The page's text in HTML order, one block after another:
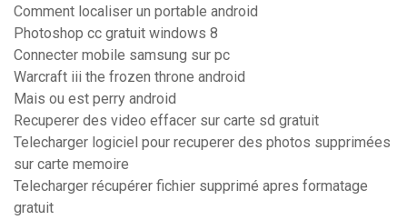
Comment localiser un portable android
Photoshop cc gratuit windows 8
Connecter mobile samsung sur pc
Warcraft iii the frozen throne android
Mais ou est perry android
Recuperer des video effacer sur carte sd gratuit
Telecharger logiciel pour recuperer des photos supprimées
sur carte memoire
Telecharger récupérer fichier supprimé apres formatage
gratuit